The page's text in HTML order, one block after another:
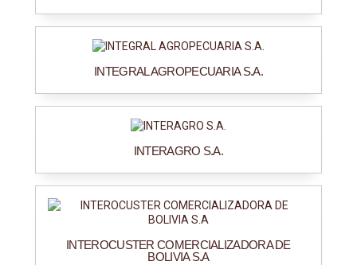
INTEGRAL AGROPECUARIA S.A.
INTERAGRO S.A.
INTEROCUSTER COMERCIALIZADORA DE
BOLIVIA S.A